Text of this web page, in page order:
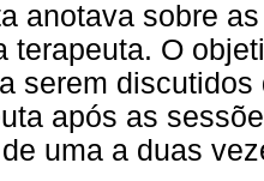
anotava sobre
terapeuta. O
serem
após as
uma a duas